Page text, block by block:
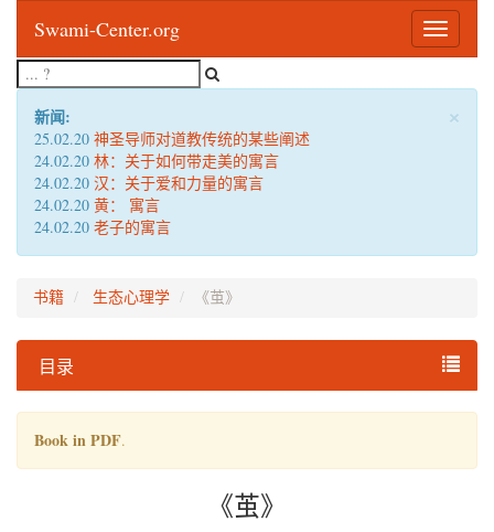
Toggle
Swami-Center.org
×
新闻:
25.02.20 神圣导师对道教传统的某些阐述
24.02.20 林：关于如何带走美的寓言
24.02.20 汉：关于爱和力量的寓言
24.02.20 黄： 寓言
24.02.20 老子的寓言
书籍 生态心理学 《茧》
目录
Book in PDF.
《茧》